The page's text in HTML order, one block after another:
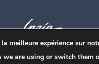
avecNirvana&WordPress.
CGU&Politique de
meilleure expérience sur
we are using or switch them